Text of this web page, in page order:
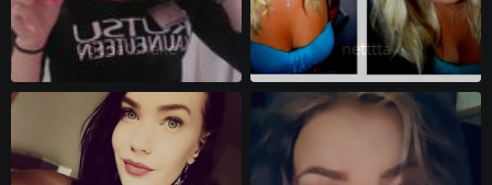
Cocoa^shake netttta